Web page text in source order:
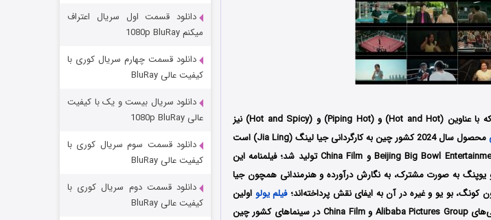
) با عنوان اصلی (Re la gun tang) که با عناوین (Hot and Hot) و (Piping Hot) و (Hot and Spicy) نیز
محصول سال 2024 کشور چین به کارگردانی جیا لینگ (Jia Ling) است
که توسط سه کمپانی‌ Alibaba Pictures Group و Beijing Big Bowl Entertainment و China Film تولید شد؛ فیلمنامه این
یوپنگ به صورت مشترک، به نگارش درآورده و هنرمندانی همچون جیا
بو یو و غیره در آن به ایفای نقش پرداخته‌اند؛فیلم یولو اولین
بار در تاریخ 10 فوریه سال 2024 میلادی توسط کمپانی‌های Alibaba Pictures Group و China Film در سینماهای کشور چین
مردگان متحرک: شهر مرده ۳
دانلود قسمت اول سریال اعتراف
میکنم 1080p BluRay
دانلود قسمت چهارم سریال کوری با
کیفیت عالی BluRay
دانلود سریال بیست و یک با کیفیت
عالی 1080p BluRay
دانلود قسمت سوم سریال کوری با
کیفیت عالی BluRay
دانلود قسمت دوم سریال کوری با
کیفیت عالی BluRay